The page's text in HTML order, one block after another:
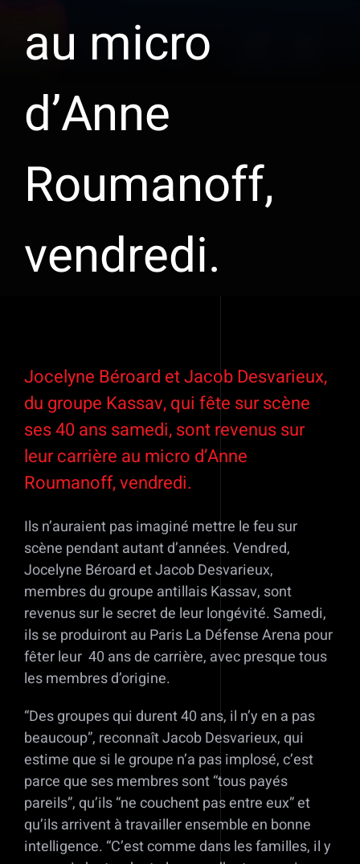
au micro
d’Anne
Roumanoff,
vendredi.
l'image
agrandie
Jocelyne Béroard et Jacob Desvarieux,
du groupe Kassav, qui fête sur scène
ses 40 ans samedi, sont revenus sur
leur carrière au micro d’Anne
Roumanoff, vendredi.
Ils n’auraient pas imaginé mettre le feu sur
scène pendant autant d’années. Vendred,
Jocelyne Béroard et Jacob Desvarieux,
membres du groupe antillais Kassav, sont
revenus sur le secret de leur longévité. Samedi,
ils se produiront au Paris La Défense Arena pour
fêter leur 40 ans de carrière, avec presque tous
les membres d’origine.
“Des groupes qui durent 40 ans, il n’y en a pas
beaucoup”, reconnaît Jacob Desvarieux, qui
estime que si le groupe n’a pas implosé, c’est
parce que ses membres sont “tous payés
pareils”, qu’ils “ne couchent pas entre eux” et
qu’ils arrivent à travailler ensemble en bonne
intelligence. “C’est comme dans les familles, il y